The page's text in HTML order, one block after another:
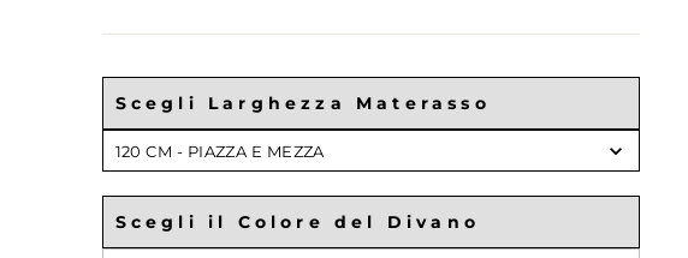
Scegli Larghezza Materasso
120 CM - PIAZZA E MEZZA
Scegli il Colore del Divano